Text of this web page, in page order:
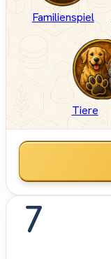
Familienspiel
Tiere
7